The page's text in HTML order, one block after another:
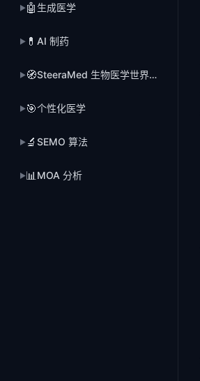
▶🤖 生成医学
▶ 💊 AI 制药
▶🧭 SteeraMed 生物医学世界模型
▶🎯个性化医学
▶ 🔬 SEMO 算法
▶📊MOA 分析